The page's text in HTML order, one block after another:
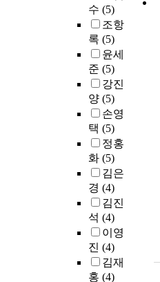
수 (5)
조항
록 (5)
윤세
준 (5)
강진
양 (5)
손영
택 (5)
정홍
화 (5)
김은
경 (4)
김진
석 (4)
이영
진 (4)
김재
홍 (4)